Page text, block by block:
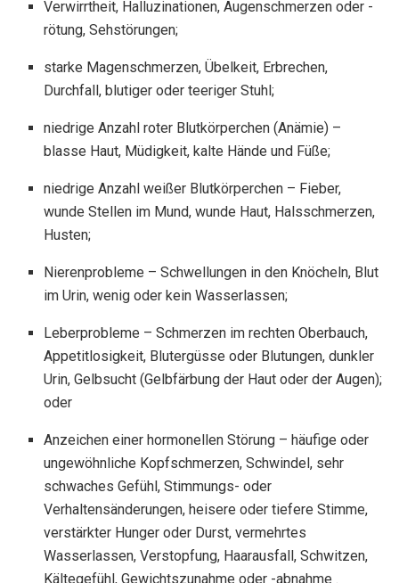
Verwirrtheit, Halluzinationen, Augenschmerzen oder -
rötung, Sehstörungen;
starke Magenschmerzen, Übelkeit, Erbrechen,
Durchfall, blutiger oder teeriger Stuhl;
niedrige Anzahl roter Blutkörperchen (Anämie) –
blasse Haut, Müdigkeit, kalte Hände und Füße;
niedrige Anzahl weißer Blutkörperchen – Fieber,
wunde Stellen im Mund, wunde Haut, Halsschmerzen,
Husten;
Nierenprobleme – Schwellungen in den Knöcheln, Blut
im Urin, wenig oder kein Wasserlassen;
Leberprobleme – Schmerzen im rechten Oberbauch,
Appetitlosigkeit, Blutergüsse oder Blutungen, dunkler
Urin, Gelbsucht (Gelbfärbung der Haut oder der Augen);
oder
Anzeichen einer hormonellen Störung – häufige oder
ungewöhnliche Kopfschmerzen, Schwindel, sehr
schwaches Gefühl, Stimmungs- oder
Verhaltensänderungen, heisere oder tiefere Stimme,
verstärkter Hunger oder Durst, vermehrtes
Wasserlassen, Verstopfung, Haarausfall, Schwitzen,
Kältegefühl, Gewichtszunahme oder -abnahme .